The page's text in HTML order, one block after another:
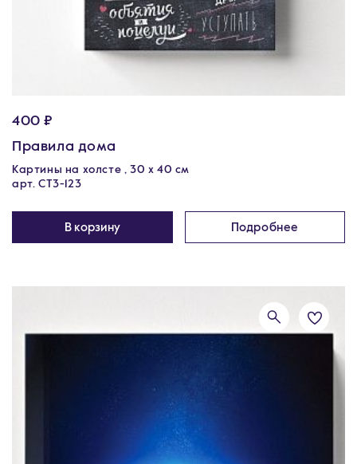
400 ₽
Правила дома
Картины на холсте , 30 х 40 см
арт. CT3-123
В корзину Подробнее